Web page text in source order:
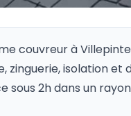
couvreur àVillepinte
isolation et
2h dans un